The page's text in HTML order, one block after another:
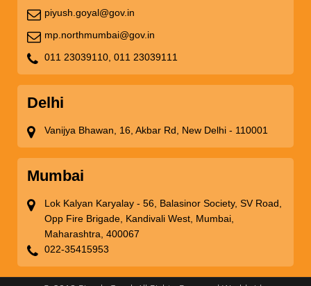
piyush.goyal@gov.in
mp.northmumbai@gov.in
011 23039110, 011 23039111
Delhi
Vanijya Bhawan, 16, Akbar Rd, New Delhi - 110001
Mumbai
Lok Kalyan Karyalay - 56, Balasinor Society, SV Road,
Opp Fire Brigade, Kandivali West, Mumbai,
Maharashtra, 400067
022-35415953